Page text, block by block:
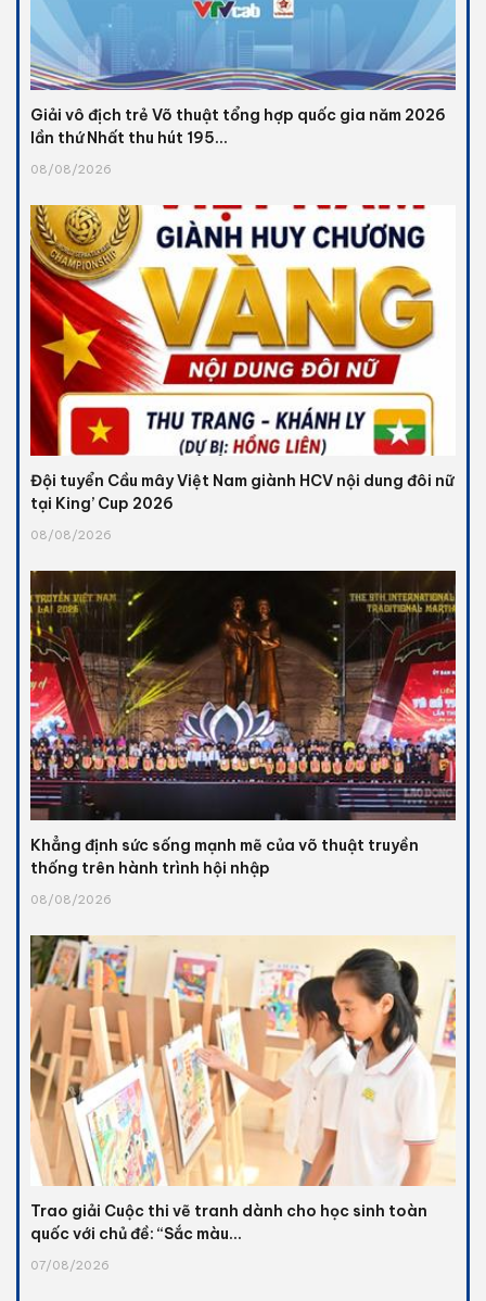
Giải vô địch trẻ Võ thuật tổng hợp quốc gia năm 2026
lần thứ Nhất thu hút 195...
08/08/2026
Đội tuyển Cầu mây Việt Nam giành HCV nội dung đôi nữ
tại King’ Cup 2026
08/08/2026
Khẳng định sức sống mạnh mẽ của võ thuật truyền
thống trên hành trình hội nhập
08/08/2026
Trao giải Cuộc thi vẽ tranh dành cho học sinh toàn
quốc với chủ đề: “Sắc màu...
07/08/2026